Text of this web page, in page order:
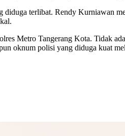
diduga terlibat. Rendy Kurniawan
Metro Tangerang Kota. Tidak
oknum polisi yang diduga kuat